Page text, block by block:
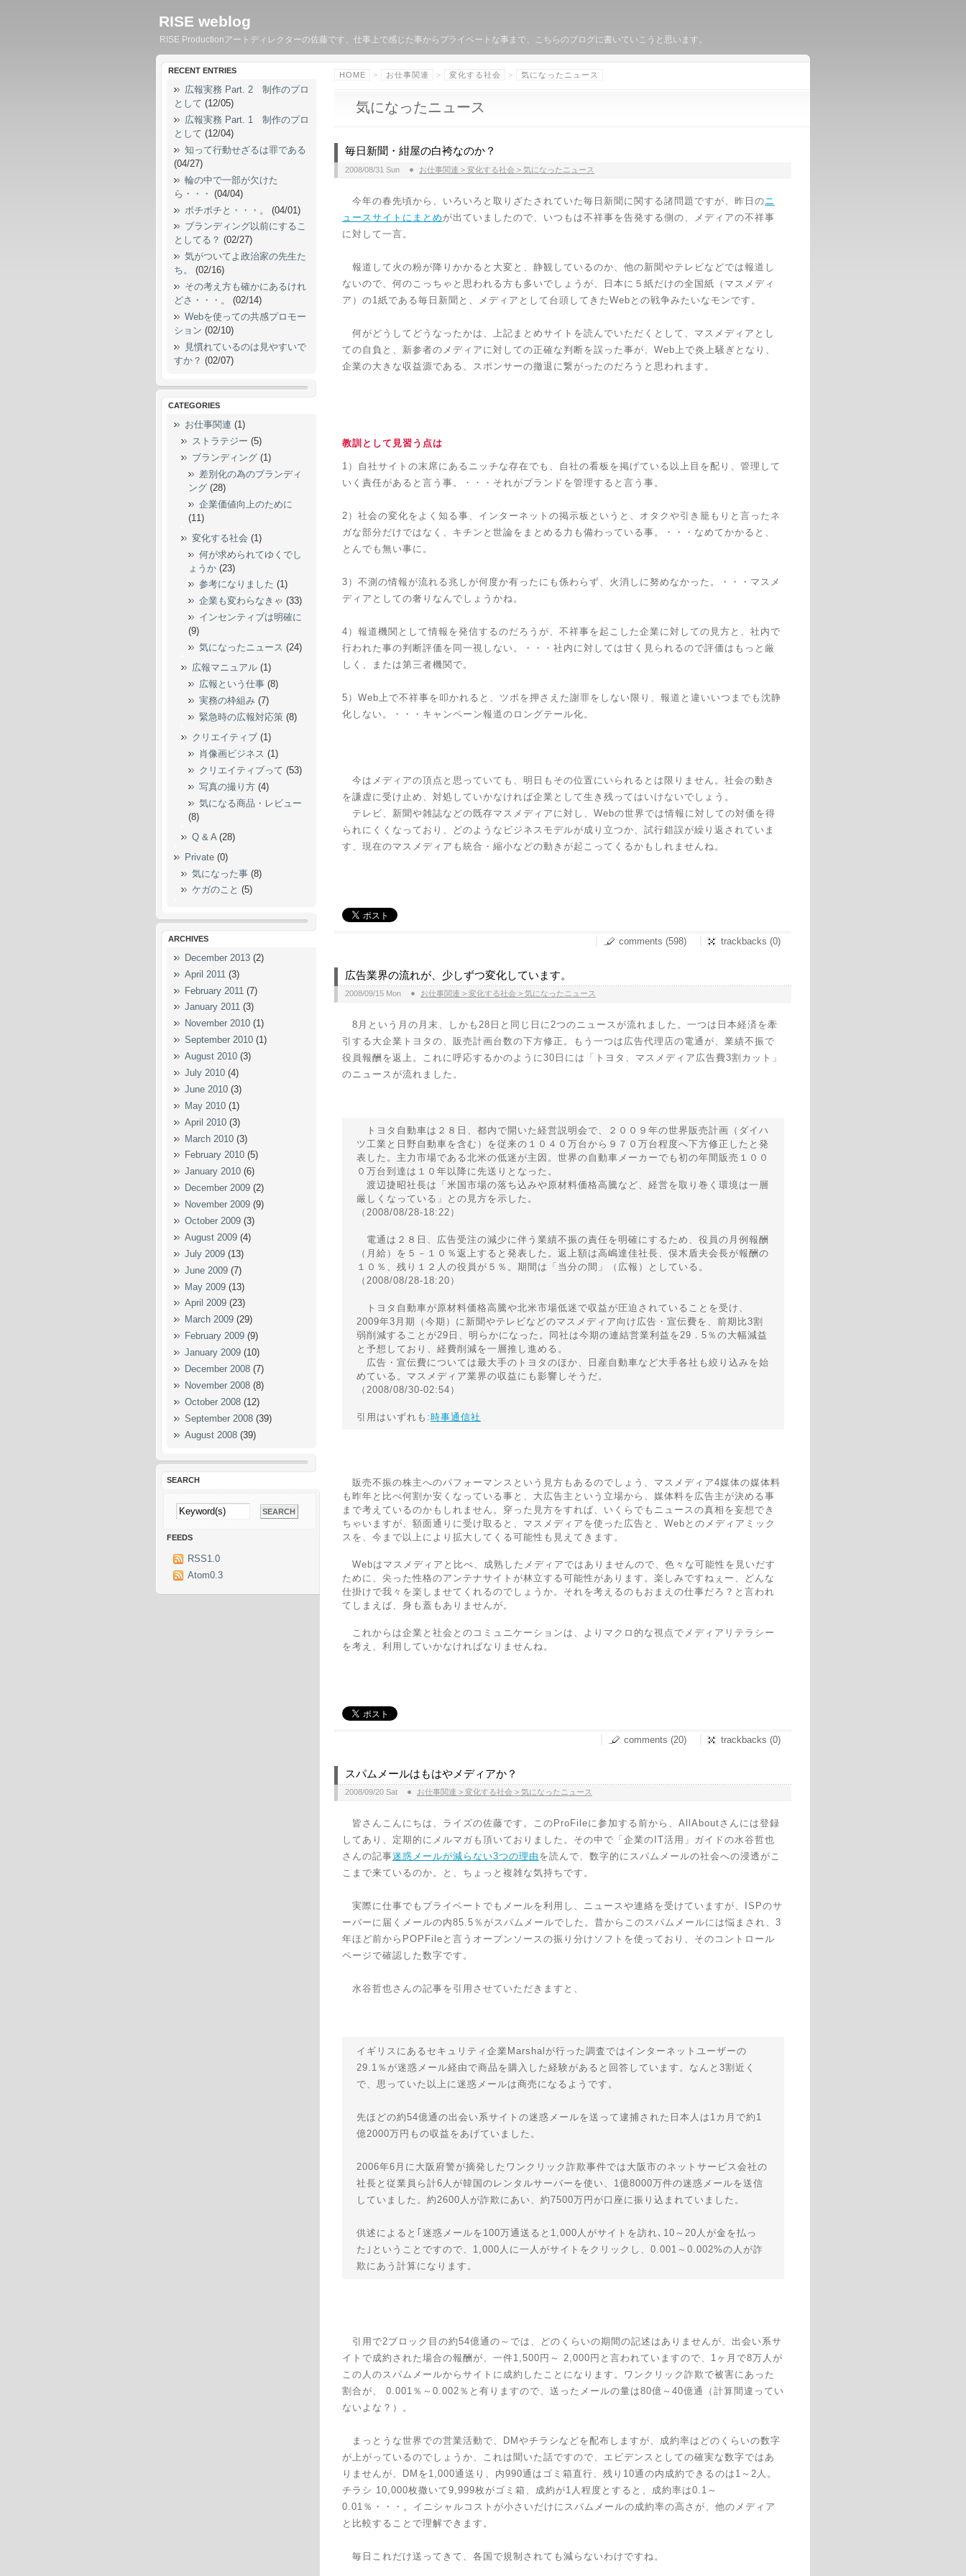
RISE weblog
RISE Productionアートディレクターの佐藤です、仕事上で感じた事からプライベートな事まで、こちらのブログに書いていこうと思います。
HOME > お仕事関連 > 変化する社会 > 気になったニュース
気になったニュース
毎日新聞・紺屋の白袴なのか？
2008/08/31 Sun お仕事関連 > 変化する社会 > 気になったニュース
今年の春先頃から、いろいろと取りざたされていた毎日新聞に関する諸問題ですが、昨日の ニ
ュースサイトにまとめ が出ていましたので、いつもは不祥事を告発する側の、メディアの不祥事
に対して一言。
報道して火の粉が降りかかると大変と、静観しているのか、他の新聞やテレビなどでは報道し
ないので、何のこっちゃと思われる方も多いでしょうが、日本に５紙だけの全国紙（マスメディ
ア）の1紙である毎日新聞と、メディアとして台頭してきたWebとの戦争みたいなモンです。
何がどうしてどうなったかは、上記まとめサイトを読んでいただくとして、マスメディアとし
ての自負と、新参者のメディアに対しての正確な判断を誤った事が、Web上で炎上騒ぎとなり、
企業の大きな収益源である、スポンサーの撤退に繋がったのだろうと思われます。
教訓として見習う点は
1）自社サイトの末席にあるニッチな存在でも、自社の看板を掲げている以上目を配り、管理して
いく責任があると言う事。・・・それがブランドを管理すると言う事。
2）社会の変化をよく知る事、インターネットの掲示板というと、オタクや引き籠もりと言ったネ
ガな部分だけではなく、キチンと世論をまとめる力も備わっている事。・・・なめてかかると、
とんでも無い事に。
3）不測の情報が流れる兆しが何度か有ったにも係わらず、火消しに努めなかった。・・・マスメ
ディアとしての奢りなんでしょうかね。
4）報道機関として情報を発信するのだろうが、不祥事を起こした企業に対しての見方と、社内で
行われた事の判断評価を同一視しない。・・・社内に対しては甘く見られるので評価はもっと厳
しく、または第三者機関で。
5）Web上で不祥事を叩かれると、ツボを押さえた謝罪をしない限り、報道と違いいつまでも沈静
化しない。・・・キャンペーン報道のロングテール化。
今はメディアの頂点と思っていても、明日もその位置にいられるとは限りません。社会の動き
を謙虚に受け止め、対処していかなければ企業として生き残ってはいけないでしょう。
テレビ、新聞や雑誌などの既存マスメディアに対し、Webの世界では情報に対しての対価を得
られにくくなっており、どのようなビジネスモデルが成り立つか、試行錯誤が繰り返されていま
す、現在のマスメディアも統合・縮小などの動きが起こってくるかもしれませんね。
comments (598) trackbacks (0)
広告業界の流れが、少しずつ変化しています。
2008/09/15 Mon お仕事関連 > 変化する社会 > 気になったニュース
8月という月の月末、しかも28日と同じ日に2つのニュースが流れました。一つは日本経済を牽
引する大企業トヨタの、販売計画台数の下方修正。もう一つは広告代理店の電通が、業績不振で
役員報酬を返上。これに呼応するかのように30日には「トヨタ、マスメディア広告費3割カット」
のニュースが流れました。
トヨタ自動車は２８日、都内で開いた経営説明会で、２００９年の世界販売計画（ダイハ
ツ工業と日野自動車を含む）を従来の１０４０万台から９７０万台程度へ下方修正したと発
表した。主力市場である北米の低迷が主因。世界の自動車メーカーでも初の年間販売１００
０万台到達は１０年以降に先送りとなった。
渡辺捷昭社長は「米国市場の落ち込みや原材料価格高騰など、経営を取り巻く環境は一層
厳しくなっている」との見方を示した。
（2008/08/28-18:22）
電通は２８日、広告受注の減少に伴う業績不振の責任を明確にするため、役員の月例報酬
（月給）を５－１０％返上すると発表した。返上額は高嶋達佳社長、俣木盾夫会長が報酬の
１０％、残り１２人の役員が５％。期間は「当分の間」（広報）としている。
（2008/08/28-18:20）
トヨタ自動車が原材料価格高騰や北米市場低迷で収益が圧迫されていることを受け、
2009年3月期（今期）に新聞やテレビなどのマスメディア向け広告・宣伝費を、前期比3割
弱削減することが29日、明らかになった。同社は今期の連結営業利益を29．5％の大幅減益
と予想しており、経費削減を一層推し進める。
広告・宣伝費については最大手のトヨタのほか、日産自動車など大手各社も絞り込みを始
めている。マスメディア業界の収益にも影響しそうだ。
（2008/08/30-02:54）
引用はいずれも:時事通信社
販売不振の株主へのパフォーマンスという見方もあるのでしょう、マスメディア4媒体の媒体料
も昨年と比べ何割か安くなっている事と、大広告主という立場から、媒体料を広告主が決める事
まで考えているのかもしれません。穿った見方をすれば、いくらでもニュースの真相を妄想でき
ちゃいますが、額面通りに受け取ると、マスメディアを使った広告と、Webとのメディアミック
スを、今まで以上により拡大してくる可能性も見えてきます。
Webはマスメディアと比べ、成熟したメディアではありませんので、色々な可能性を見いだす
ために、尖った性格のアンテナサイトが林立する可能性があります。楽しみですねぇー、どんな
仕掛けで我々を楽しませてくれるのでしょうか。それを考えるのもおまえの仕事だろ？と言われ
てしまえば、身も蓋もありませんが。
これからは企業と社会とのコミュニケーションは、よりマクロ的な視点でメディアリテラシー
を考え、利用していかなければなりませんね。
comments (20) trackbacks (0)
スパムメールはもはやメディアか？
2008/09/20 Sat お仕事関連 > 変化する社会 > 気になったニュース
皆さんこんにちは、ライズの佐藤です。このProFileに参加する前から、AllAboutさんには登録
してあり、定期的にメルマガも頂いておりました。その中で「企業のIT活用」ガイドの水谷哲也
さんの記事迷惑メールが減らない3つの理由 を読んで、数字的にスパムメールの社会への浸透がこ
こまで来ているのか。と、ちょっと複雑な気持ちです。
実際に仕事でもプライベートでもメールを利用し、ニュースや連絡を受けていますが、ISPのサ
ーバーに届くメールの内85.5％がスパムメールでした。昔からこのスパムメールには悩まされ、3
年ほど前からPOPFileと言うオープンソースの振り分けソフトを使っており、そのコントロール
ページで確認した数字です。
水谷哲也さんの記事を引用させていただきますと、
イギリスにあるセキュリティ企業Marshalが行った調査ではインターネットユーザーの
29.1％が迷惑メール経由で商品を購入した経験があると回答しています。なんと3割近く
で、思っていた以上に迷惑メールは商売になるようです。
先ほどの約54億通の出会い系サイトの迷惑メールを送って逮捕された日本人は1カ月で約1
億2000万円もの収益をあげていました。
2006年6月に大阪府警が摘発したワンクリック詐欺事件では大阪市のネットサービス会社の
社長と従業員ら計6人が韓国のレンタルサーバーを使い、1億8000万件の迷惑メールを送信
していました。約2600人が詐欺にあい、約7500万円が口座に振り込まれていました。
供述によると｢迷惑メールを100万通送ると1,000人がサイトを訪れ､10～20人が金を払っ
た｣ということですので、1,000人に一人がサイトをクリックし、0.001～0.002%の人が詐
欺にあう計算になります。
引用で2ブロック目の約54億通の～では、どのくらいの期間の記述はありませんが、出会い系サ
イトで成約された場合の報酬が、一件1,500円～ 2,000円と言われていますので、1ヶ月で8万人が
この人のスパムメールからサイトに成約したことになります。ワンクリック詐欺で被害にあった
割合が、 0.001％～0.002％と有りますので、送ったメールの量は80億～40億通（計算間違ってい
ないよな？）。
まっとうな世界での営業活動で、DMやチラシなどを配布しますが、成約率はどのくらいの数字
が上がっているのでしょうか、これは聞いた話ですので、エビデンスとしての確実な数字ではあ
りませんが、DMを1,000通送り、内990通はゴミ箱直行、残り10通の内成約できるのは1～2人。
チラシ 10,000枚撒いて9,999枚がゴミ箱、成約が1人程度とすると、成約率は0.1～
0.01％・・・。イニシャルコストが小さいだけにスパムメールの成約率の高さが、他のメディア
と比較することで理解できます。
毎日これだけ送ってきて、各国で規制されても減らないわけですね。
RECENT ENTRIES
広報実務 Part. 2 制作のプロ
として (12/05)
広報実務 Part. 1 制作のプロ
として (12/04)
知って行動せざるは罪である
(04/27)
輪の中で一部が欠けた
ら・・・ (04/04)
ボチボチと・・・。
(04/01)
ブランディング以前にするこ
としてる？ (02/27)
気がついてよ政治家の先生た
ち。
(02/16)
その考え方も確かにあるけれ
どさ・・・。
(02/14)
Webを使っての共感プロモー
ション (02/10)
見慣れているのは見やすいで
すか？ (02/07)
CATEGORIES
お仕事関連 (1)
ストラテジー (5)
ブランディング (1)
差別化の為のブランディ
ング (28)
企業価値向上のために
(11)
変化する社会 (1)
何が求められてゆくでし
ょうか (23)
参考になりました (1)
企業も変わらなきゃ (33)
インセンティブは明確に
(9)
気になったニュース (24)
広報マニュアル (1)
広報という仕事 (8)
実務の枠組み (7)
緊急時の広報対応策 (8)
クリエイティブ (1)
肖像画ビジネス (1)
クリエイティブって (53)
写真の撮り方 (4)
気になる商品・レビュー
(8)
Q & A (28)
Private (0)
気になった事 (8)
ケガのこと (5)
ARCHIVES
December 2013 (2)
April 2011 (3)
February 2011 (7)
January 2011 (3)
November 2010 (1)
September 2010 (1)
August 2010 (3)
July 2010 (4)
June 2010 (3)
May 2010 (1)
April 2010 (3)
March 2010 (3)
February 2010 (5)
January 2010 (6)
December 2009 (2)
November 2009 (9)
October 2009 (3)
August 2009 (4)
July 2009 (13)
June 2009 (7)
May 2009 (13)
April 2009 (23)
March 2009 (29)
February 2009 (9)
January 2009 (10)
December 2008 (7)
November 2008 (8)
October 2008 (12)
September 2008 (39)
August 2008 (39)
SEARCH
FEEDS
RSS1.0
Atom0.3